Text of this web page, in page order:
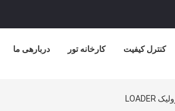
دربارهی ما کارخانه تور کنترل کیفیت